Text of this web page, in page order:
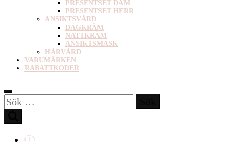
PRESENTSET DAM
PRESENTSET HERR
ANSIKTSVÅRD
DAGKRÄM
NATTKRÄM
ANSIKTSMASK
HÅRVÅRD
VARUMÄRKEN
RABATTKODER
Sök
efter: